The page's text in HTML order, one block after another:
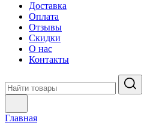
Доставка
Оплата
Отзывы
Скидки
О нас
Контакты
Главная